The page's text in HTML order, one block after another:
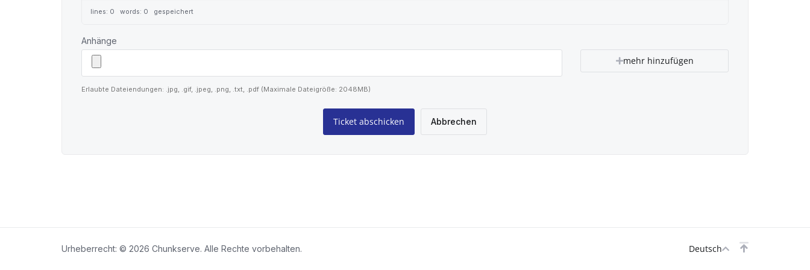
lines: 0 words: 0 gespeichert
Anhänge
mehr hinzufügen
Erlaubte Dateiendungen: .jpg, .gif, .jpeg, .png, .txt, .pdf (Maximale Dateigröße: 2048MB)
Abbrechen
Urheberrecht: © 2026 Chunkserve. Alle Rechte vorbehalten. Deutsch